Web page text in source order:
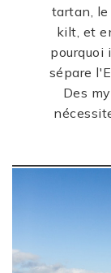
tartan,
kilt, et
pourquoi
sépare
Des